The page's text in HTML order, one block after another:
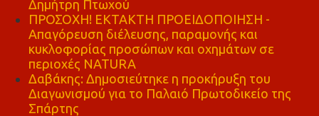
Δημήτρη Πτωχού
ΠΡΟΣΟΧΗ! ΕΚΤΑΚΤΗ ΠΡΟΕΙΔΟΠΟΙΗΣΗ -
Απαγόρευση διέλευσης, παραμονής και
κυκλοφορίας προσώπων και οχημάτων σε
περιοχές NATURA
Δαβάκης: Δημοσιεύτηκε η προκήρυξη του
Διαγωνισμού για το Παλαιό Πρωτοδικείο της
Σπάρτης